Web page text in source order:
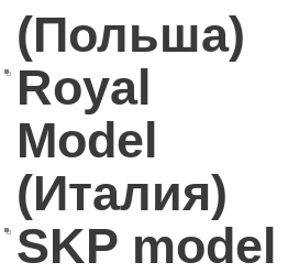
(Польша)
Royal
Model
(Италия)
SKP model